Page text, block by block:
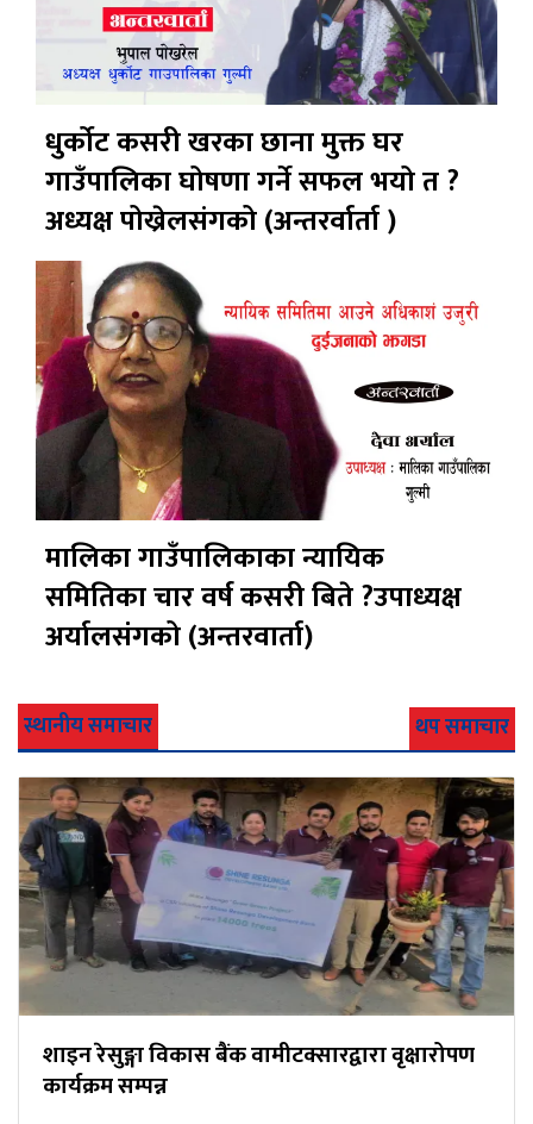
धुर्कोट कसरी खरका छाना मुक्त घर
गाउँपालिका घोषणा गर्ने सफल भयो त ?
अध्यक्ष पोख्रेलसंगको (अन्तरर्वार्ता )
मालिका गाउँपालिकाका न्यायिक
समितिका चार वर्ष कसरी बिते ?उपाध्यक्ष
अर्यालसंंगको (अन्तरवार्ता)
स्थानीय समाचार थप समाचार
शाइन रेसुङ्गा विकास बैंक वामीटक्सारद्वारा वृक्षारोपण
कार्यक्रम सम्पन्न